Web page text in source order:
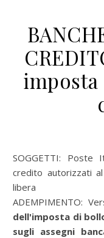
imposta
SOGGETTI: Poste
credito autorizzati
libera
ADEMPIMENTO:
dell'imposta di
sugli assegni